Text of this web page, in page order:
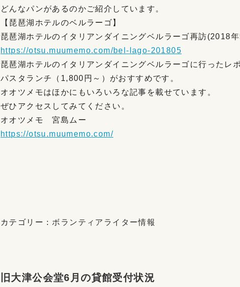
どんなパンがあるのかご紹介しています。
【琵琶湖ホテルのベルラーゴ】
琵琶湖ホテルのイタリアンダイニングベルラーゴ再訪(2018
https://otsu.muumemo.com/bel-lago-201805
琵琶湖ホテルのイタリアンダイニングベルラーゴに行ったレ
パスタランチ（1,800円～）がおすすめです。
オオツメモはほかにもいろいろな記事を載せています。
ぜひアクセスしてみてください。
オオツメモ 宮島ムー
https://otsu.muumemo.com/
カテゴリー： ボランティアライター情報
旧大津公会堂6月の貸館受付状況